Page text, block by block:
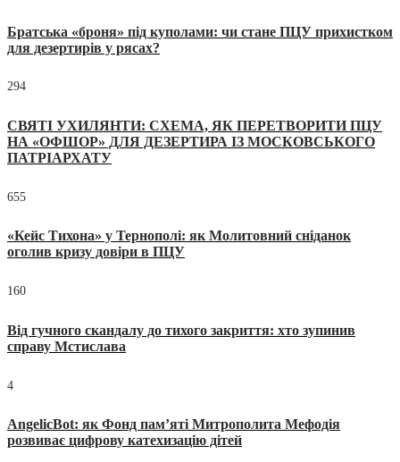
Братська «броня» під куполами: чи стане ПЦУ прихистком
для дезертирів у рясах?
294
СВЯТІ УХИЛЯНТИ: СХЕМА, ЯК ПЕРЕТВОРИТИ ПЦУ
НА «ОФШОР» ДЛЯ ДЕЗЕРТИРА ІЗ МОСКОВСЬКОГО
ПАТРІАРХАТУ
655
«Кейс Тихона» у Тернополі: як Молитовний сніданок
оголив кризу довіри в ПЦУ
160
Від гучного скандалу до тихого закриття: хто зупинив
справу Мстислава
4
AngelicBot: як Фонд пам’яті Митрополита Мефодія
розвиває цифрову катехизацію дітей